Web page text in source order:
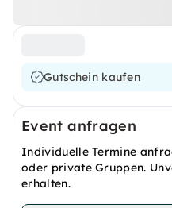
Gutschein kaufen
Event anfragen
Individuelle Termine
oder private Gruppen.
erhalten.